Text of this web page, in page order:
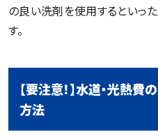
の良い洗剤を使用するといっ
す。
【要注意！】水道・光熱
方法